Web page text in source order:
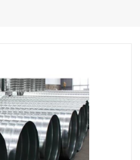
管道配件
镁质防火风管
通风管道